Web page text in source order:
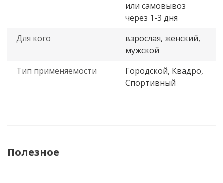
или самовывоз
через 1-3 дня
Для кого
взрослая, женский,
мужской
Тип применяемости
Городской, Квадро,
Спортивный
Полезное